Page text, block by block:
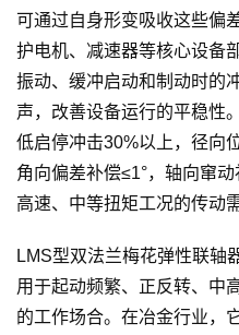
可通过自身形变吸收这些偏
护电机、减速器等核心设备
振动、缓冲启动和制动时的
声，改善设备运行的平稳性
低启停冲击30%以上，径向
角向偏差补偿≤1°，轴向窜
高速、中等扭矩工况的传动需
LMS型双法兰梅花弹性联轴
用于起动频繁、正反转、中
的工作场合。在冶金行业，